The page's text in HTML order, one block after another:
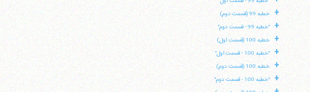
+ خطبه 99 (قسمت دوم)
+ "خطبه 99 - قسمت دوم"
+ خطبه 100 (قسمت اول)
+ "خطبه 100 - قسمت اول"
+ خطبه 100 (قسمت دوم)
+ "خطبه 100 - قسمت دوم"